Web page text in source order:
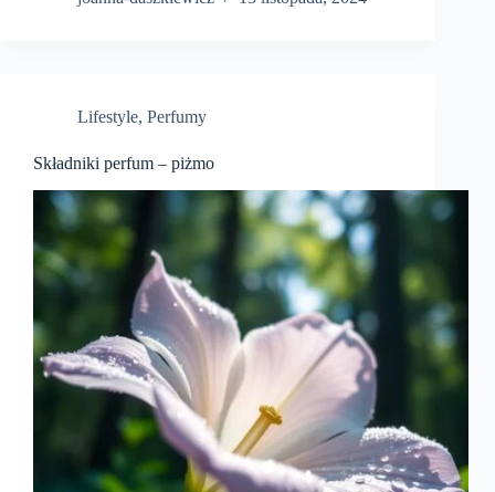
Lifestyle, Perfumy
Składniki perfum – piżmo